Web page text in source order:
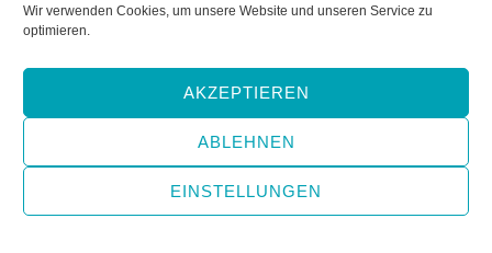
Wir verwenden Cookies, um unsere Website und unseren Service zu
optimieren.
AKZEPTIEREN
ABLEHNEN
EINSTELLUNGEN
FOLGEN SIE UNS!
Facebook
YouTube
Instagram